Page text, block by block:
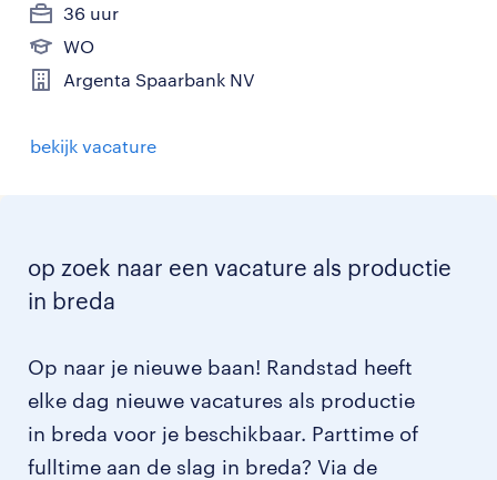
36 uur
WO
Argenta Spaarbank NV
bekijk vacature
op zoek naar een vacature als productie
in breda
Op naar je nieuwe baan! Randstad heeft
elke dag nieuwe vacatures als productie
in breda voor je beschikbaar. Parttime of
fulltime aan de slag in breda? Via de